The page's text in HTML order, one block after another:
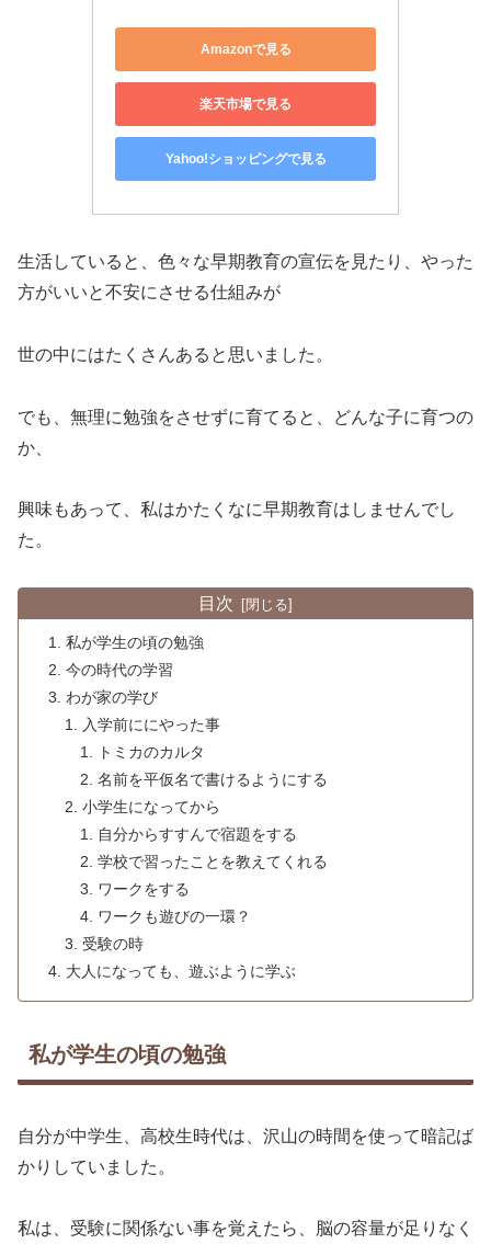
Amazonで見る
楽天市場で見る
Yahoo!ショッピングで見る
生活していると、色々な早期教育の宣伝を見たり、やった
方がいいと不安にさせる仕組みが
世の中にはたくさんあると思いました。
でも、無理に勉強をさせずに育てると、どんな子に育つの
か、
興味もあって、私はかたくなに早期教育はしませんでし
た。
目次
私が学生の頃の勉強
今の時代の学習
わが家の学び
入学前ににやった事
トミカのカルタ
名前を平仮名で書けるようにする
小学生になってから
自分からすすんで宿題をする
学校で習ったことを教えてくれる
ワークをする
ワークも遊びの一環？
受験の時
大人になっても、遊ぶように学ぶ
私が学生の頃の勉強
自分が中学生、高校生時代は、沢山の時間を使って暗記ば
かりしていました。
私は、受験に関係ない事を覚えたら、脳の容量が足りなく